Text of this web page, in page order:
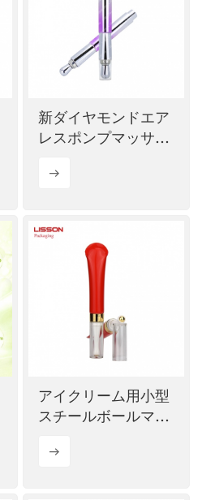
新ダイヤモンドエア
レスポンプマッサー
ル
アイクリーム用小型
スチールボールマッ